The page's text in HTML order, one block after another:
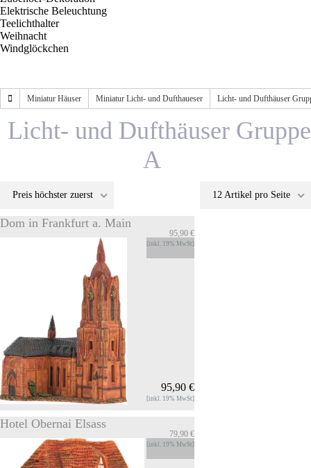
Elektrische Beleuchtung
Teelichthalter
Weihnacht
Windglöckchen
Miniatur Häuser Miniatur Licht- und Dufthaueser Licht- und Dufthäuser
Licht- und Dufthäuser Gruppe
A
Preis höchster zuerst 12 Artikel pro Seite
Dom in Frankfurt a. Main
95,90 €
[inkl. 19% MwSt]
95,90 €
[inkl. 19% MwSt]
Dom in Frankfurt a. Main
Duft- und Lichthaus Dom in Frankfurt a.
Main 16 cm Hoch
Hotel Obernai Elsass
79,90 €
[inkl. 19% MwSt]